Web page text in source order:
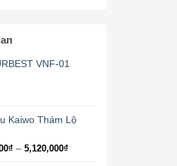
VNF-01
Kaiwo Thám Lộ
₫ – 5,120,000₫Khoảng